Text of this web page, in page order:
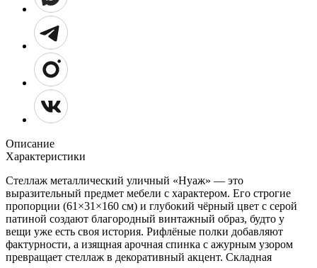
Описание
Характеристики
Стеллаж металлический уличный «Нуаж» — это
выразительный предмет мебели с характером. Его строгие
пропорции (61×31×160 см) и глубокий чёрный цвет с серой
патиной создают благородный винтажный образ, будто у
вещи уже есть своя история. Рифлёные полки добавляют
фактурности, а изящная арочная спинка с ажурным узором
превращает стеллаж в декоративный акцент. Складная